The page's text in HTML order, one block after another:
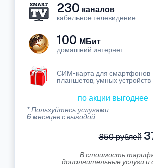
230 каналов
кабельное телевидение
100 МБит
домашний интернет
СИМ-карта для смартфонов
планшетов, умных устройств
по акции выгоднее
* Пользуйтесь услугами
6 месяцев с выгодой
850 рублей
В стоимость
дополнительные услуги и